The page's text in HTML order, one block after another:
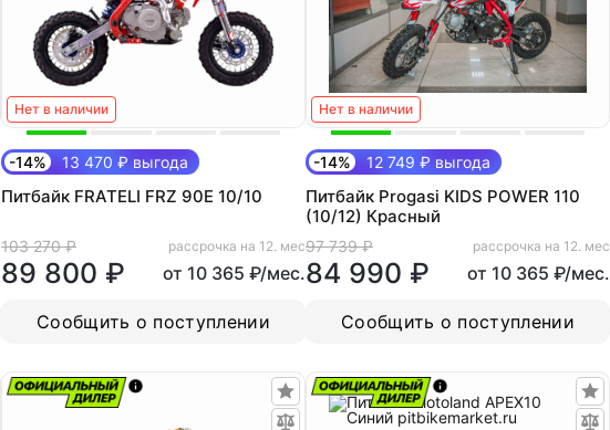
Нет в наличии
-14% 13 470 ₽ выгода
Питбайк FRATELI FRZ 90E 10/10
103 270 ₽
89 800 ₽
рассрочка на 12. мес
от 10 365 ₽/мес.
Сообщить о поступлении
Нет в наличии
-14% 12 749 ₽ выгода
Питбайк Progasi KIDS POWER 110
(10/12) Красный
97 739 ₽
84 990 ₽
рассрочка на 12. мес
от 10 365 ₽/мес.
Сообщить о поступлении